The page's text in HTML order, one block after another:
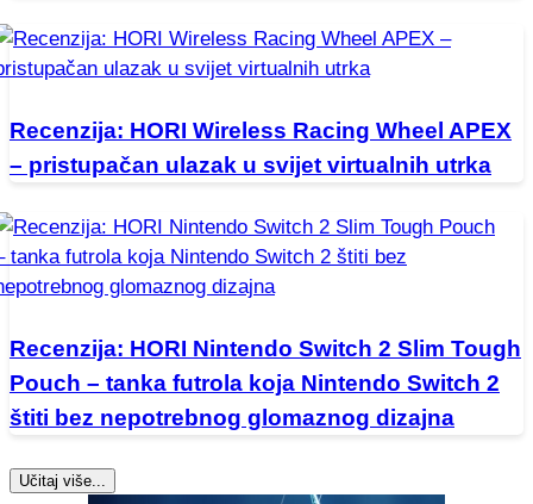
Recenzija: HORI Wireless Racing Wheel APEX
– pristupačan ulazak u svijet virtualnih utrka
Recenzija: HORI Nintendo Switch 2 Slim Tough
Pouch – tanka futrola koja Nintendo Switch 2
štiti bez nepotrebnog glomaznog dizajna
Učitaj više...